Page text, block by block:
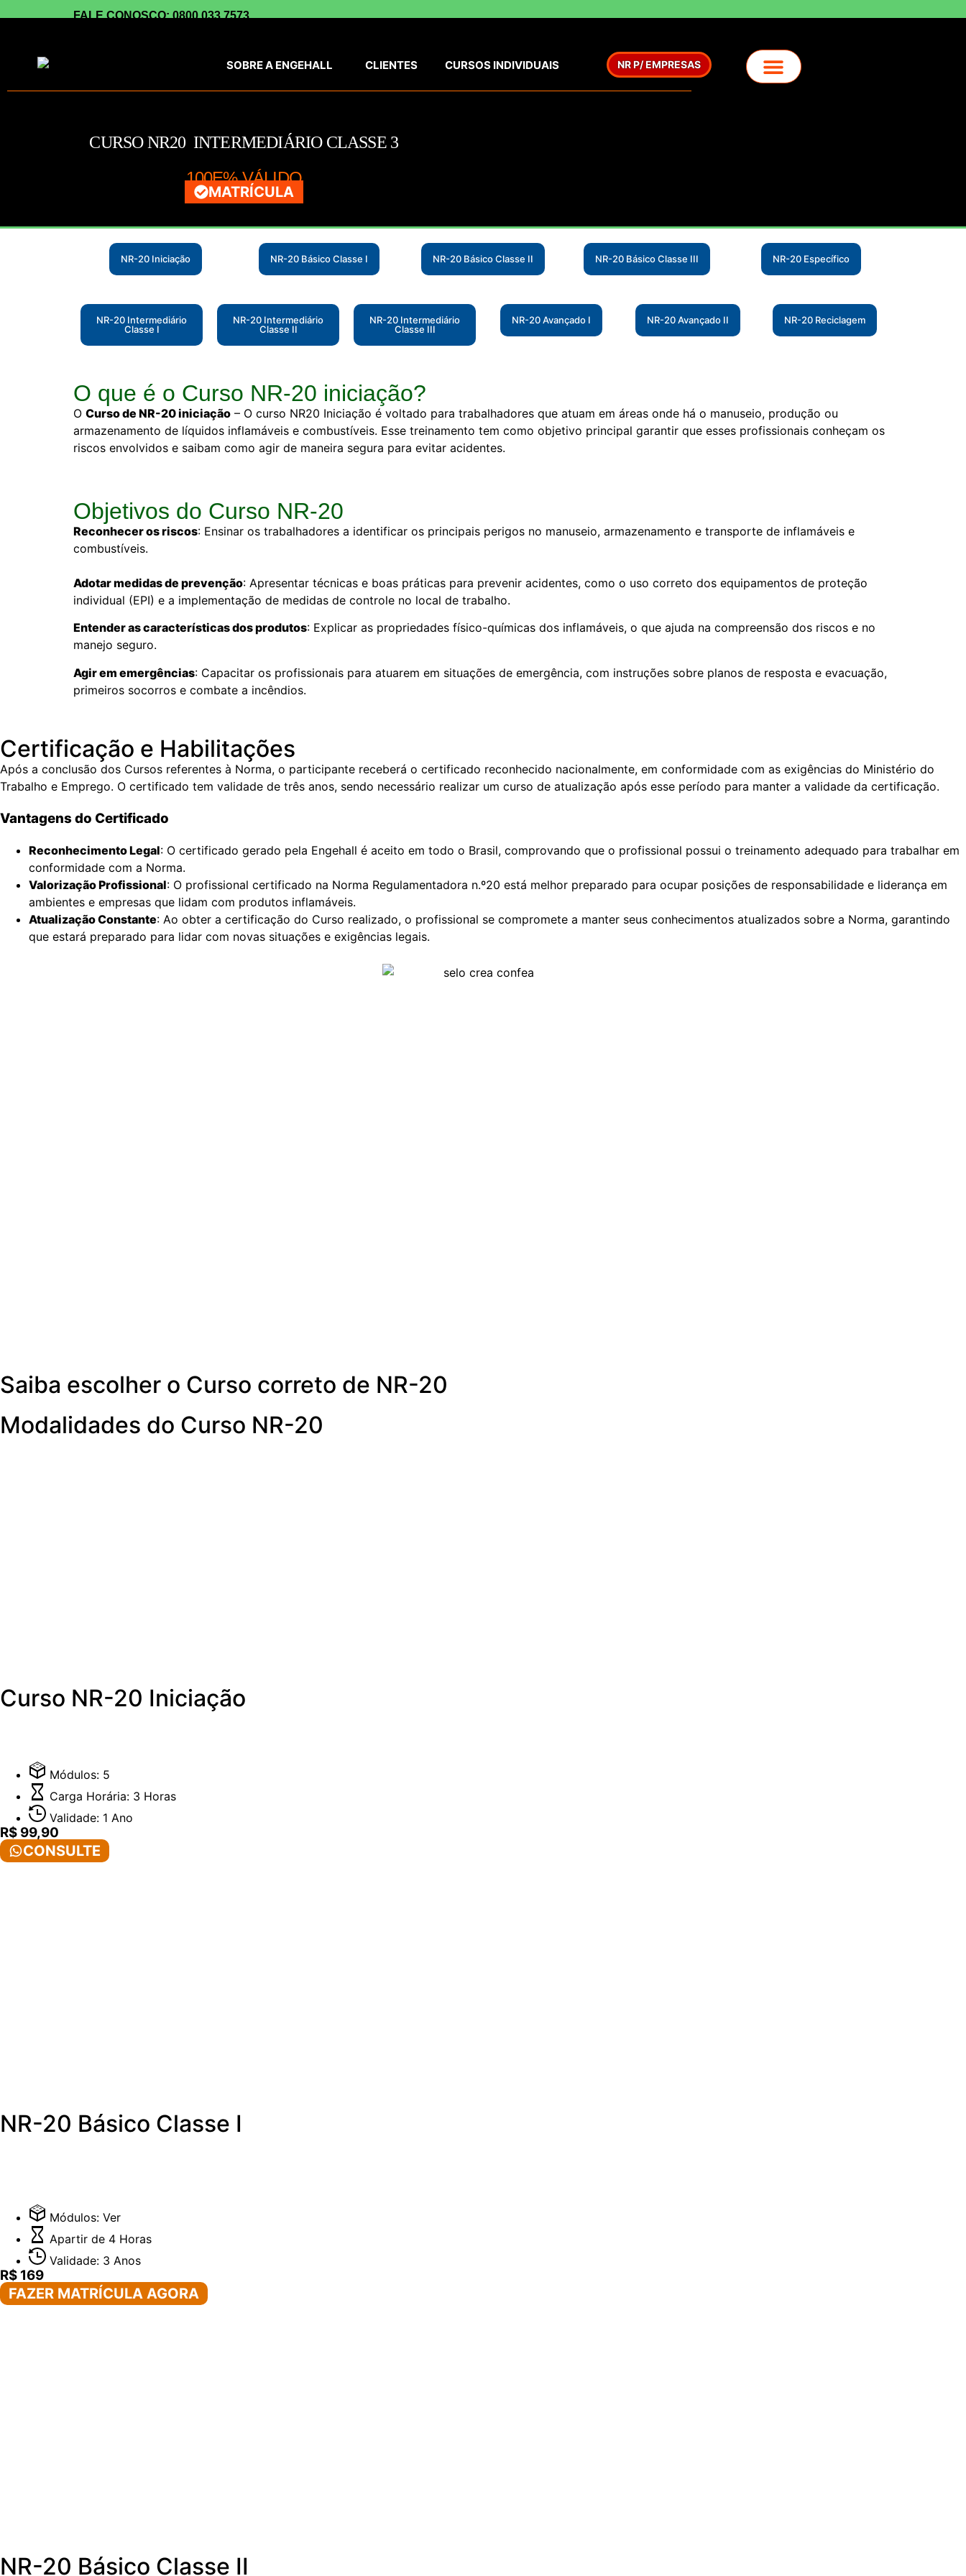
FALE CONOSCO: 0800 033 7573
SOBRE A ENGEHALL CLIENTES CURSOS INDIVIDUAIS NR P/ EMPRESAS
CURSO NR20 INTERMEDIÁRIO CLASSE 3
100E% VÁLIDO
MATRÍCULA
NR-20 Iniciação NR-20 Básico Classe I NR-20 Básico Classe II NR-20 Básico Classe III NR-20 Específico
NR-20 Intermediário
Classe I
NR-20 Intermediário
Classe II
NR-20 Intermediário
Classe III
NR-20 Avançado I NR-20 Avançado II NR-20 Reciclagem
O que é o Curso NR-20 iniciação?
O Curso de NR-20 iniciação – O curso NR20 Iniciação é voltado para trabalhadores que atuam em áreas onde há o manuseio, produção ou
armazenamento de líquidos inflamáveis e combustíveis. Esse treinamento tem como objetivo principal garantir que esses profissionais conheçam os
riscos envolvidos e saibam como agir de maneira segura para evitar acidentes.
Objetivos do Curso NR-20
Reconhecer os riscos: Ensinar os trabalhadores a identificar os principais perigos no manuseio, armazenamento e transporte de inflamáveis e
combustíveis.
Adotar medidas de prevenção: Apresentar técnicas e boas práticas para prevenir acidentes, como o uso correto dos equipamentos de proteção
individual (EPI) e a implementação de medidas de controle no local de trabalho.
Entender as características dos produtos: Explicar as propriedades físico-químicas dos inflamáveis, o que ajuda na compreensão dos riscos e no
manejo seguro.
Agir em emergências: Capacitar os profissionais para atuarem em situações de emergência, com instruções sobre planos de resposta e evacuação,
primeiros socorros e combate a incêndios.
Certificação e Habilitações
Após a conclusão dos Cursos referentes à Norma, o participante receberá o certificado reconhecido nacionalmente, em conformidade com as exigências do Ministério do
Trabalho e Emprego. O certificado tem validade de três anos, sendo necessário realizar um curso de atualização após esse período para manter a validade da certificação.
Vantagens do Certificado
Reconhecimento Legal: O certificado gerado pela Engehall é aceito em todo o Brasil, comprovando que o profissional possui o treinamento adequado para trabalhar em
conformidade com a Norma.
Valorização Profissional: O profissional certificado na Norma Regulamentadora n.º20 está melhor preparado para ocupar posições de responsabilidade e liderança em
ambientes e empresas que lidam com produtos inflamáveis.
Atualização Constante: Ao obter a certificação do Curso realizado, o profissional se compromete a manter seus conhecimentos atualizados sobre a Norma, garantindo
que estará preparado para lidar com novas situações e exigências legais.
Saiba escolher o Curso correto de NR-20
Modalidades do Curso NR-20
Curso NR-20 Iniciação
Módulos: 5
Carga Horária: 3 Horas
Validade: 1 Ano
R$ 99,90
CONSULTE
NR-20 Básico Classe I
Módulos: Ver
Apartir de 4 Horas
Validade: 3 Anos
R$ 169
FAZER MATRÍCULA AGORA
NR-20 Básico Classe II